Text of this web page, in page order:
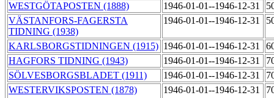
WESTGÖTAPOSTEN (1888)
1946-01-01--1946-12-31
VÄSTANFORS-FAGERSTA
TIDNING (1938)
1946-01-01--1946-12-31
KARLSBORGSTIDNINGEN (1915) 1946-01-01--1946-12-31
HAGFORS TIDNING (1943)
1946-01-01--1946-12-31
SÖLVESBORGSBLADET (1911)
1946-01-01--1946-12-31
WESTERVIKSPOSTEN (1878)
1946-01-01--1946-12-31